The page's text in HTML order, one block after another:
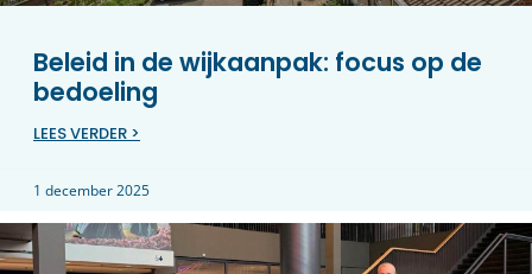
Beleid in de wijkaanpak: focus op de
bedoeling
LEES VERDER >
1 december 2025